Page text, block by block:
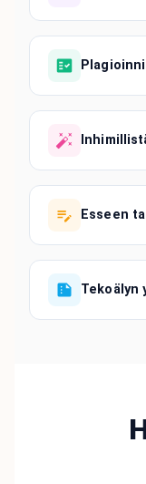
Esseen
Tekoälyn